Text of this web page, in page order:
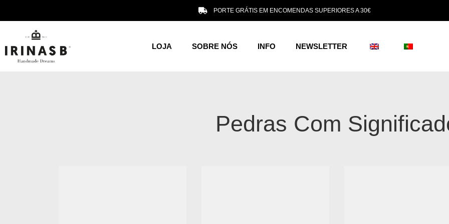
PORTE GRÁTIS EM ENCOMENDAS SUPERIORES A 30€
LOJA SOBRE NÓS INFO NEWSLETTER
Pedras Com